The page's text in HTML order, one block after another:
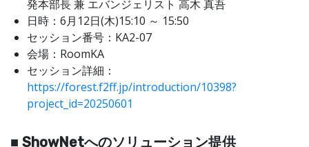
発本部長 兼 エバンジェリスト 高木 真吾
日時：6月12日(木)15:10 ～ 15:50
セッション番号：KA2-07
会場：RoomKA
セッション詳細：
https://forest.f2ff.jp/introduction/10398?
project_id=20250601
■ ShowNetへのソリューション提供